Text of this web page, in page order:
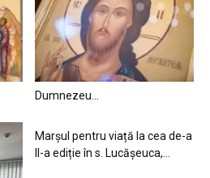
Dumnezeu…
Marșul pentru viață la cea de-a
II-a ediție în s. Lucășeuca,...